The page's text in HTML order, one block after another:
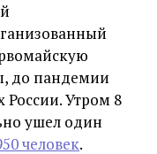
до пандемии
России. Утром 8
ушел один
человек.